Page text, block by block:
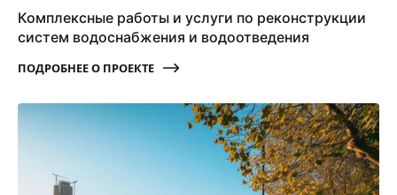
Комплексные работы и услуги по реконструкции
систем водоснабжения и водоотведения
ПОДРОБНЕЕ О ПРОЕКТЕ